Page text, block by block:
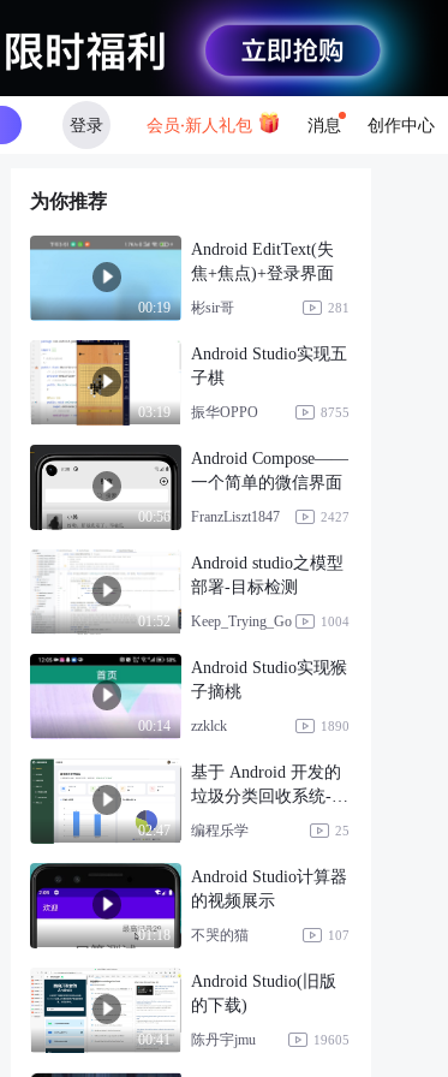
登录 会员·新人礼包 消息 创作中心
为你推荐
00:19
Android EditText(失
焦+焦点)+登录界面
彬sir哥 281
03:19
Android Studio实现五
子棋
振华OPPO 8755
00:56
Android Compose——
一个简单的微信界面
FranzLiszt1847 2427
01:52
Android studio之模型
部署-目标检测
Keep_Trying_Go 1004
00:14
Android Studio实现猴
子摘桃
zzklck 1890
02:47
基于 Android 开发的
垃圾分类回收系统--
前后端分离项
编程乐学 25
01:18
Android Studio计算器
的视频展示
不哭的猫 107
00:41
Android Studio(旧版
的下载)
陈丹宇jmu 19605